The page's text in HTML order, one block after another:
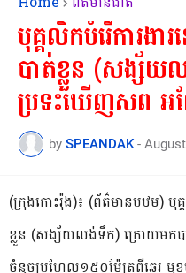
បុគ្គលិកបំរើការងា
បាត់ខ្លួន (សង្ស័
ប្រទះឃើញសព អ
by SPEANDAK -
(ក្រុងកោះរ៉ុង)៖ (ព័ត៌មានបឋម) បុគ្
ខ្លួន (សង្ស័យលង់ទឹក) ក្រោយមក
ចំនុចប្រហែល១៥០ម៉ែត្រពីឆ្នេរ